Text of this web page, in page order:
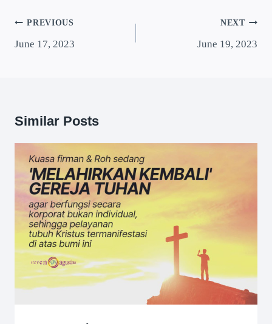
PREVIOUS
June 17, 2023
NEXT
June 19, 2023
Similar Posts